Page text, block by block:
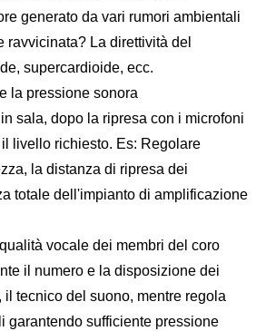
generato da vari rumori ambientali
ravvicinata? La direttività del
supercardioide, ecc.
pressione sonora
sala, dopo la ripresa con i microfoni
livello richiesto. Es: Regolare
la distanza di ripresa dei
totale dell'impianto di amplificazione
vocale dei membri del coro
il numero e la disposizione dei
il tecnico del suono, mentre regola
garantendo sufficiente pressione